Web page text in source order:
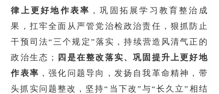
律上更好地作表率 ，巩固拓展学习教育整治成
果，扛牢全面从严管党治检政治责任，狠抓防止
干预司法“三个规定”落实，持续营造风清气正的
政治生态；
四是在整改落实、巩固提升上更好地
作表率 ，强化问题导向，发扬自我革命精神，带
头抓实问题整改，坚持“当下改”与“长久立”相结